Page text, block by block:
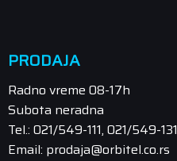
PRODAJA
Radno vreme 08-17h
Subota neradna
Tel.: 021/549-111, 021/549-131
Email: prodaja@orbitel.co.rs